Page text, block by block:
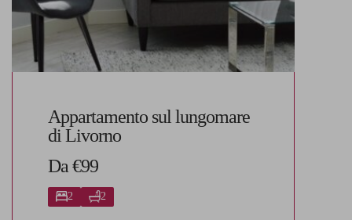
Appartamento sul lungomare
di Livorno
Da €99
2 2